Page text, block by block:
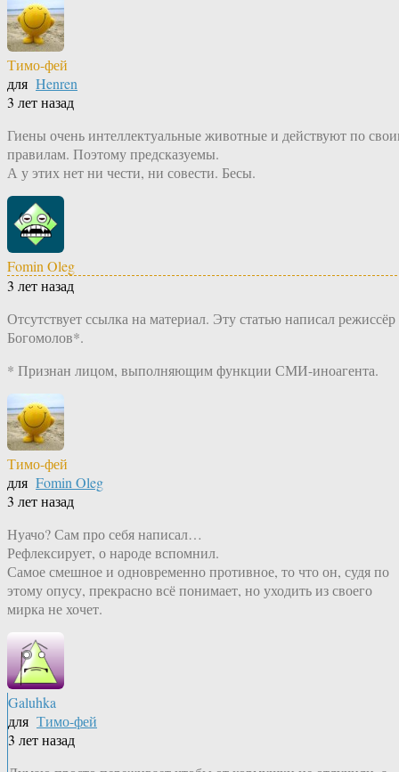
Тимо-фей
для Henren
3 лет назад
Гиены очень интеллектуальные животные и действуют по
правилам. Поэтому предсказуемы.
А у этих нет ни чести, ни совести. Бесы.
Fomin Oleg
3 лет назад
Отсутствует ссылка на материал. Эту статью написал режиссёр
Богомолов*.
* Признан лицом, выполняющим функции СМИ-иноагента.
Тимо-фей
для Fomin Oleg
3 лет назад
Нуачо? Сам про себя написал…
Рефлексирует, о народе вспомнил.
Самое смешное и одновременно противное, то что он, судя по
этому опусу, прекрасно всё понимает, но уходить из своего
мирка не хочет.
Galuhka
для Тимо-фей
3 лет назад